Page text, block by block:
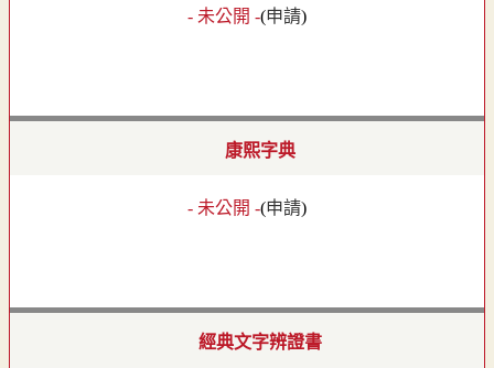
- 未公開 -(申請)
康熙字典
- 未公開 -(申請)
經典文字辨證書